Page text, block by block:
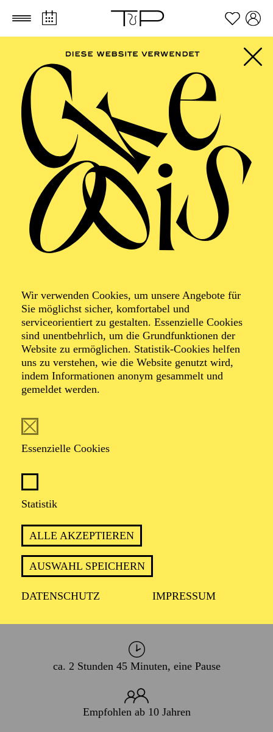
Zum Hauptinhalt springen Zum Footer springen
Wir verwenden Cookies, um unsere Angebote für
Sie möglichst sicher, komfortabel und
serviceorientiert zu gestalten. Essenzielle Cookies
sind unentbehrlich, um die Grundfunktionen der
Website zu ermöglichen. Statistik-Cookies helfen
uns zu verstehen, wie die Website genutzt wird,
indem Informationen anonym gesammelt und
gemeldet werden.
Essenzielle Cookies
Statistik
ALLE AKZEPTIEREN
AUSWAHL SPEICHERN
DATENSCHUTZ IMPRESSUM
AALTO BALLETT
Schwanen­see
Ballett in vier Akten von Ben Van Cauwenbergh nach
Marius Petipa und Lew I. Iwanow
Musik von Pjotr I. Tschaikowsky
TSCHAIKOWSKYS MEISTERWERK
VON LIEBE UND VERRAT
PREMIERE
27. Januar 2018
ca. 2 Stunden 45 Minuten, eine Pause
Empfohlen ab 10 Jahren